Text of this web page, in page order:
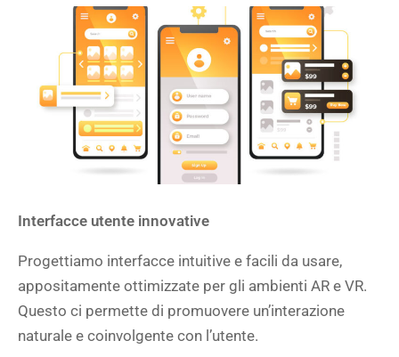
Interfacce utente innovative
Progettiamo interfacce intuitive e facili da usare,
appositamente ottimizzate per gli ambienti AR e VR.
Questo ci permette di promuovere un’interazione
naturale e coinvolgente con l’utente.